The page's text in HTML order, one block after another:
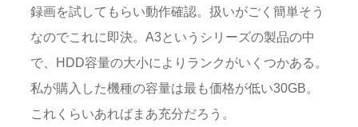
録画を試してもらい動作確認。扱いがごく簡単そう
なのでこれに即決。A3というシリーズの製品の中
で、HDD容量の大小によりランクがいくつかある。
私が購入した機種の容量は最も価格が低い30GB。
これくらいあればまあ充分だろう。